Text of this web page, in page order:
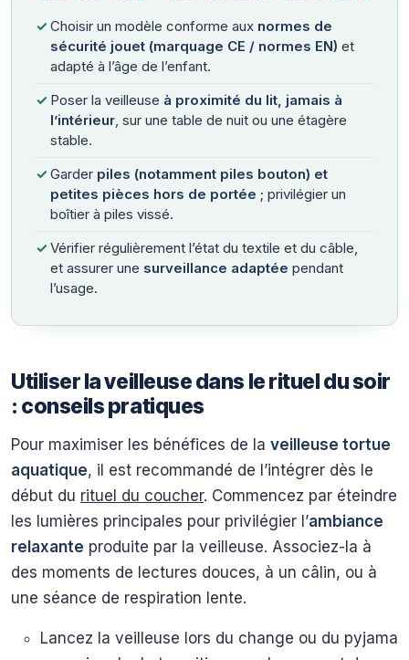
✓Choisir un modèle conforme aux normes de
sécurité jouet (marquage CE / normes EN) et
adapté à l’âge de l’enfant.
✓ Poser la veilleuse à proximité du lit, jamais à
l’intérieur , sur une table de nuit ou une étagère
stable.
✓Garder piles (notamment piles bouton) et
petites pièces hors de portée ; privilégier un
boîtier à piles vissé.
✓Vérifier régulièrement l’état du textile et du câble,
et assurer une surveillance adaptée pendant
l’usage.
Utiliser la veilleuse dans le rituel du soir
: conseils pratiques
Pour maximiser les bénéfices de la veilleuse tortue
aquatique, il est recommandé de l’intégrer dès le
début du rituel du coucher. Commencez par éteindre
les lumières principales pour privilégier l’ambiance
relaxante produite par la veilleuse. Associez-la à
des moments de lectures douces, à un câlin, ou à
une séance de respiration lente.
Lancez la veilleuse lors du change ou du pyjama